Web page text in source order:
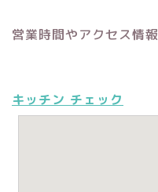
営業時間やアクセス情報
キッチン チェック